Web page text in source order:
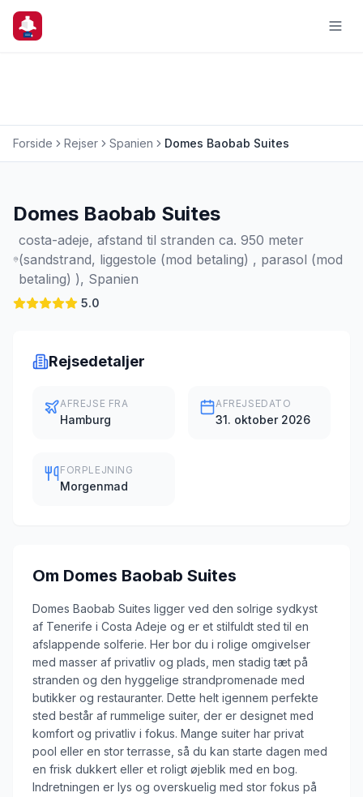
Forside Rejser Spanien Domes Baobab Suites
Domes Baobab Suites
costa-adeje, afstand til stranden ca. 950 meter
(sandstrand, liggestole (mod betaling) , parasol (mod
betaling) ), Spanien
5.0
Rejsedetaljer
AFREJSE FRA
Hamburg
AFREJSEDATO
31. oktober 2026
FORPLEJNING
Morgenmad
Om Domes Baobab Suites
Domes Baobab Suites ligger ved den solrige sydkyst
af Tenerife i Costa Adeje og er et stilfuldt sted til en
afslappende solferie. Her bor du i rolige omgivelser
med masser af privatliv og plads, men stadig tæt på
stranden og den hyggelige strandpromenade med
butikker og restauranter. Dette helt igennem perfekte
sted består af rummelige suiter, der er designet med
komfort og privatliv i fokus. Mange suiter har privat
pool eller en stor terrasse, så du kan starte dagen med
en frisk dukkert eller et roligt øjeblik med en bog.
Indretningen er lys og overskuelig med stor fokus på